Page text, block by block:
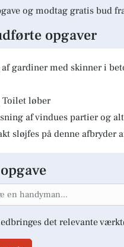
og modtag gratis bud
opgaver
gardiner med skinner i
Toilet løber
af vindues partier og
sløjfes på denne afbryder
det relevante